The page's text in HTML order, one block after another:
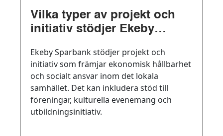
Vilka typer av projekt och
initiativ stödjer Ekeby
Ekeby Sparbank stödjer projekt och
initiativ som främjar ekonomisk hållbarhet
och socialt ansvar inom det lokala
samhället. Det kan inkludera stöd till
föreningar, kulturella evenemang och
utbildningsinitiativ.